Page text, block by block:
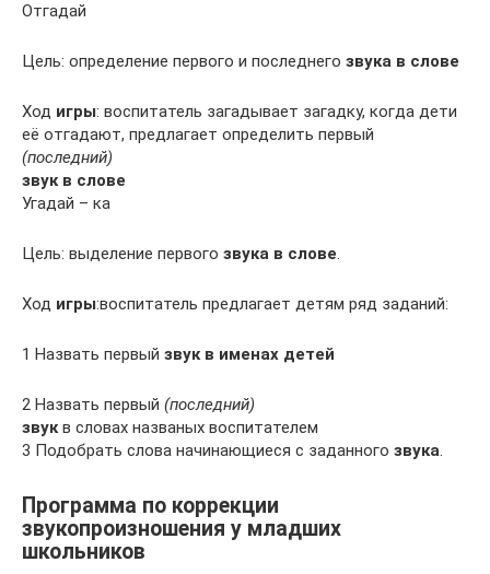
Отгадай
Цель: определение первого и последнего звука в слове
Ход игры: воспитатель загадывает загадку, когда дети
её отгадают, предлагает определить первый
(последний)
звук в слове
Угадай – ка
Цель: выделение первого звука в слове.
Ход игры:воспитатель предлагает детям ряд заданий:
1 Назвать первый звук в именах детей
2 Назвать первый (последний)
звукв словах названых воспитателем
3 Подобрать слова начинающиеся с заданного звука.
Программа по коррекции
звукопроизношения у младших
школьников